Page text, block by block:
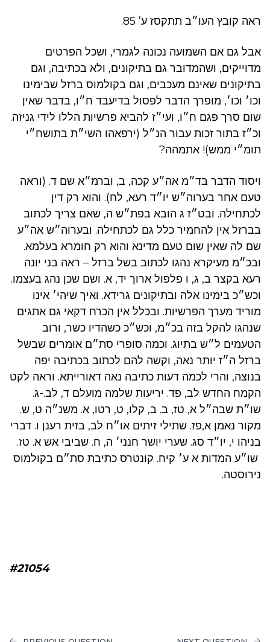
ראה קובץ העו״ב תתקסז ע’ 85.
אבל גם אם השמועה נכונה לגמרי, ושכל הפרטים
מדוייקים, ושהמדובר גם בתיקונים, ולא בכתיבה, וגם
בתיקונים שאינם מעכבים, וגם בקולמוס ברזל שבימינו
וכו׳ וכו׳, מופרך הדבר לפסול בדיעבד ח״ו, בדבר שאין
שום סרך פגם ח״ו, ועי״ז להביא פרשיות הללו לידי גניזה.
וכ״ז בתור זכות עבור הנ״ל (ירפאהו השי״ת בתושח״י
תומ״י ממש)! אתמהה?
ויסוד הדבר בד״מ אה״ע קכה, ב, וברמ״א שם ד. (וראה
טעם אחר בערוה״ש יו״ד רעא, לח). והוא רק דין
לכתחילה. ובט״ז ג הובא בפת״ש ה, שאם צריך לכתוב
בברזל אין להחמיר כלל גם לכתחילה. ובערוה״ש אה״ע
שם לה שאין שום טעם מדינא והוא רק חומרא בעלמא.
ובכ״מ מעיקרא נהגו לכתוב בשל ברזל – ראה בני יונה
רעא בקצר ב, ג, ו פלפול ארוך יד, א. ושם שכן נהג בעצמו.
וכש״כ בימינו אלה ובתיקונים גרידא. ואיך שיהי׳ אינו
מוריד מערך הפרשיות. ובכלל אין הכרח דקאי גם אתגים
שנהגו להקל בזה בכ״מ, וכש״כ כשהדיו כשר, ורוב
הטעמים ל״ש בתיוג. וכמה סופרי סת״ם אומרים שבשל
ברזל ה״ז יותר נאה, וקשה להם לכתוב בכתיבה יפה
בנוצה, והרי לכמה דעות כתיבה נאה דאורייתא. וראה לקט
הקמח החדש לב, פד. יריעות שלמה מועלם ד, לב.-ג.
שו״ת שבה״ל א, טז, ב. ב, קלו, ט, רטו, א. משנ״ה ט, ש.
מקור נאמן א,פז. שתילי זיתים או״ח לב, בזית רענן ו. דברי
בניהו י, יו״ד סג. שערי יושר חנני׳ ה, ח. שביבי אש א. טז.
שו״ע המדות א ע׳ קיח. קונטרס כתיבת סת״ם בקולמוס
נירוסטה.
#21054